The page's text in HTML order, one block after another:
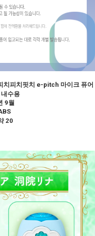
치피치핏치 e-pitch 마이크 퓨어
수용
9월
20